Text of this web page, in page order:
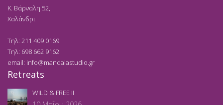
K. Βάρναλη 52,
Χαλάνδρι
Τηλ: 211 409 0169
Τηλ: 698 662 9162
email: info@mandalastudio.gr
Retreats
WILD & FREE II